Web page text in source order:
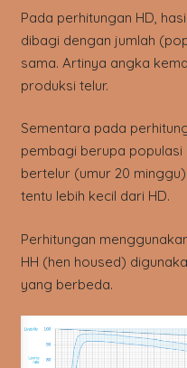
Pada perhitungan HD,
dibagi dengan jumlah
sama. Artinya angka
produksi telur.
Sementara pada
pembagi berupa populasi
bertelur (umur 20
tentu lebih kecil dari HD.
Perhitungan
HH (hen housed)
yang berbeda.